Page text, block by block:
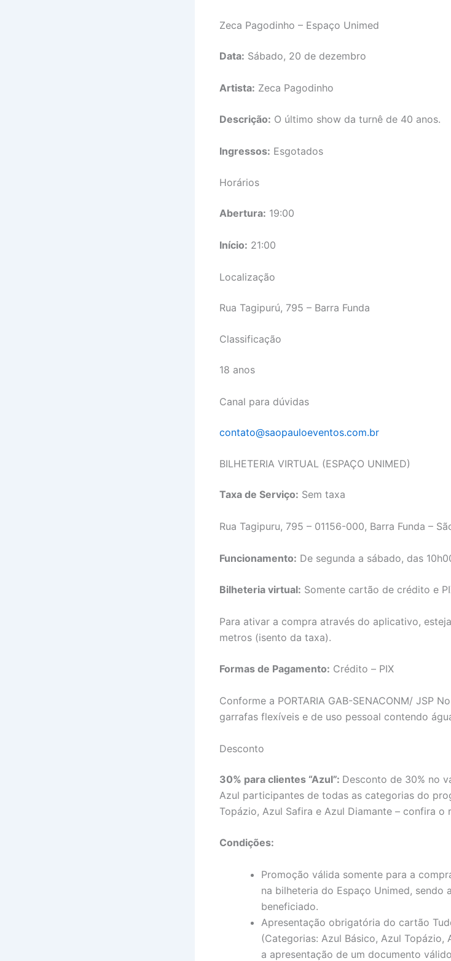
Zeca Pagodinho – Espaço Unimed
Data: Sábado, 20 de dezembro
Artista: Zeca Pagodinho
Descrição: O último show da turnê de 40 anos.
Ingressos: Esgotados
Horários
Abertura: 19:00
Início: 21:00
Localização
Rua Tagipurú, 795 – Barra Funda
Classificação
18 anos
Canal para dúvidas
contato@saopauloeventos.com.br
BILHETERIA VIRTUAL (ESPAÇO UNIMED)
Taxa de Serviço: Sem taxa
Rua Tagipuru, 795 – 01156-000, Barra Funda –
Funcionamento: De segunda a sábado, das
Bilheteria virtual: Somente cartão de crédito e
Para ativar a compra através do aplicativo,
metros (isento da taxa).
Formas de Pagamento: Crédito – PIX
Conforme a PORTARIA GAB-SENACONM/ JSP
garrafas flexíveis e de uso pessoal contendo
Desconto
30% para clientes “Azul”: Desconto de 30% no
Azul participantes de todas as categorias do
Topázio, Azul Safira e Azul Diamante – confira o
Condições:
Promoção válida somente para a
na bilheteria do Espaço Unimed, sendo
beneficiado.
Apresentação obrigatória do cartão
(Categorias: Azul Básico, Azul Topázio,
a apresentação de um documento